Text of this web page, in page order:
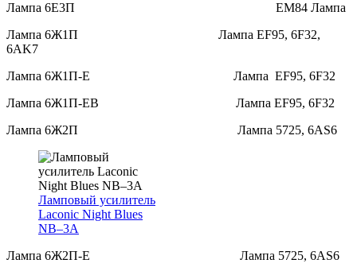
Лампа 6Е3П EM84 Лампа
Лампа 6Ж1П Лампа EF95, 6F32,
6AK7
Лампа 6Ж1П-Е Лампа EF95, 6F32
Лампа 6Ж1П-ЕВ Лампа EF95, 6F32
Лампа 6Ж2П Лампа 5725, 6AS6
Ламповый усилитель
Laconic Night Blues
NB–3A
Лампа 6Ж2П-Е Лампа 5725, 6AS6